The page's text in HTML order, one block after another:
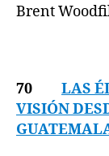
Brent
70 LAS
VISIÓN